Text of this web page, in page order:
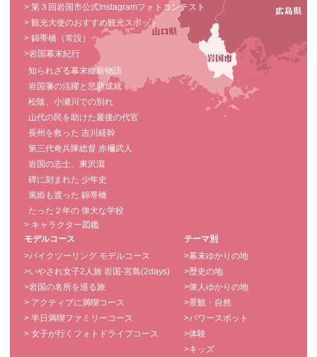
> 第３回岩国市公式Instagramフォトコンテスト
> 観光大使のおすすめ観光スポット
> 錦帯橋（常設）
>岩国幕末紀行
知られざる幕末維新物語
岩国藩の活躍と悲願成就
松陰、小瀬川での別れ
山代の民を助けた最後の代官
長州を救った 吉川経幹
第三代奇兵隊総督 赤禰武人
岩国の志士、東沢瀉
碑に刻まれた 少年史
篤姫も渡った 錦帯橋
たった２年の 偉大な学校
> キャラクター図鑑
モデルコース
>バイクツーリング モデルコース
>いやされ女子2人旅 岩国-宮島(2days)
>岩国の名所を巡る旅
> アクティブに満喫コース
> 半日満喫ファミリーコース
> 女子が行くフォトドライブコース
テーマ別
>幕末ゆかりの地
>歴史の地
>偉人ゆかりの地
>景観・自然
>パワースポット
>体験
>キッズ